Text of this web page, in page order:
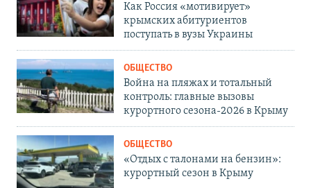
Как Россия «мотивирует»
крымских абитуриентов
поступать в вузы Украины
ОБЩЕСТВО
Война на пляжах и тотальный
контроль: главные вызовы
курортного сезона-2026 в Крыму
ОБЩЕСТВО
«Отдых с талонами на бензин»:
курортный сезон в Крыму